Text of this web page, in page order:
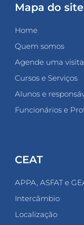
Mapa do site
Home
Quem somos
Agende uma visita
Cursos e Serviços
Alunos e
Funcionários e
CEAT
APPA, ASFAT e
Intercâmbio
Localização